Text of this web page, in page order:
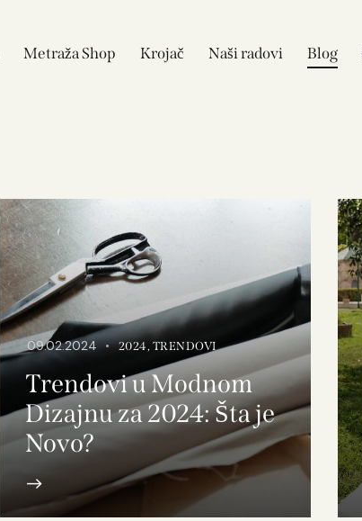
Metraža Shop Krojač Naši radovi Blog
09.02.2024 2024 , TRENDOVI
Trendovi u Modnom
Dizajnu za 2024: Šta je
Novo?